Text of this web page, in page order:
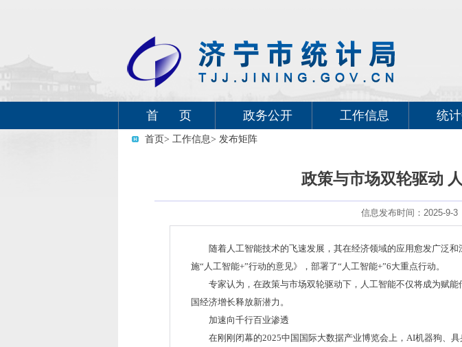
首 页 政务公开 工作信息 统
首页> 工作信息> 发布矩阵
政策与市场双轮驱动
信息发布时间：2025-9-3
随着人工智能技术的飞速发展，其在经济领域的应用愈发广泛
施“人工智能+”行动的意见》，部署了“人工智能+”6大重点行动。
专家认为，在政策与市场双轮驱动下，人工智能不仅将成为赋
国经济增长释放新潜力。
加速向千行百业渗透
在刚刚闭幕的2025中国国际大数据产业博览会上，AI机器狗、